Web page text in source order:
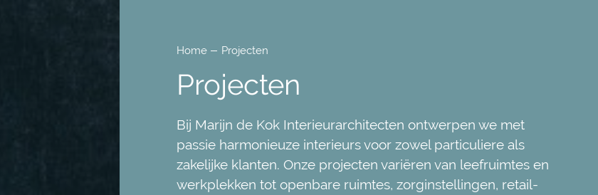
Home Projecten
Projecten
Bij Marijn de Kok Interieurarchitecten ontwerpen we met
passie harmonieuze interieurs voor zowel particuliere als
zakelijke klanten. Onze projecten variëren van leefruimtes en
werkplekken tot openbare ruimtes, zorginstellingen, retail-